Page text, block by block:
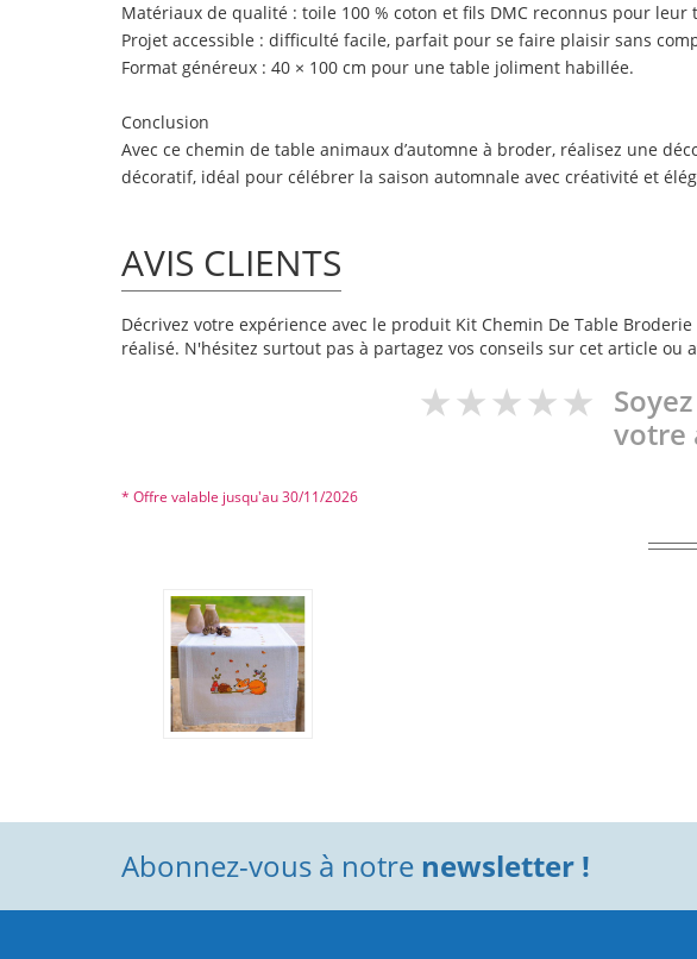
Matériaux de qualité : toile 100 % coton et fils DMC reconnus pour leur
Projet accessible : difficulté facile, parfait pour se faire plaisir sans
Format généreux : 40 × 100 cm pour une table joliment habillée.
Conclusion
Avec ce chemin de table animaux d’automne à broder, réalisez une
décoratif, idéal pour célébrer la saison automnale avec créativité et
AVIS CLIENTS
Décrivez votre expérience avec le produit Kit Chemin De Table
réalisé. N'hésitez surtout pas à partagez vos conseils sur cet article ou
votre
* Offre valable jusqu'au 30/11/2026
Abonnez-vous à notre newsletter !